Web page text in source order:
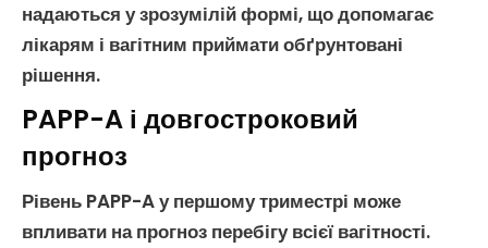
надаються у зрозумілій формі, що допомагає
лікарям і вагітним приймати обґрунтовані
рішення.
PAPP-A і довгостроковий
прогноз
Рівень PAPP-Aу першому триместрі може
впливати на прогноз перебігу всієї вагітності.